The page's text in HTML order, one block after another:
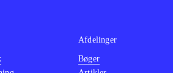
Afdelinger
Bøger